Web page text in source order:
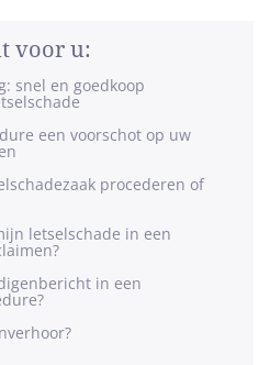
voor u:
snel en goedkoop
een voorschot op uw
procederen of
letselschade in een
in een